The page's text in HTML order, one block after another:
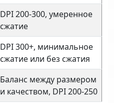
DPI 200-300, умеренное
сжатие
DPI 300+, минимальное
сжатие или без сжатия
Баланс между размером
и качеством, DPI 200-250